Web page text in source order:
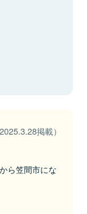
2025.3.28掲載）
ら笠間市にな